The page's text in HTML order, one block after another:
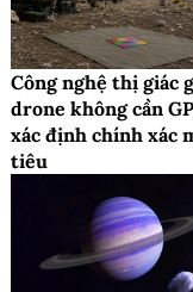
Công nghệ thị giác
drone không cần
xác định chính xác
tiêu